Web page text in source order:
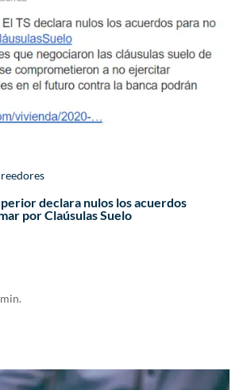
declara nulos los acuerdos
por Claúsulas Suelo